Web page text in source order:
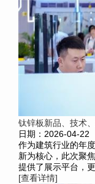
钛锌板新品、技术
日期：2026-04-22
作为建筑行业的年
新为核心，此次聚
提供了展示平台，
[查看详情]